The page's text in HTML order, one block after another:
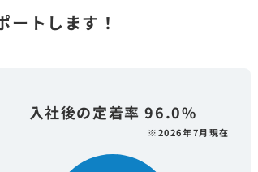
ートします！
入社後の定着率 96.0%